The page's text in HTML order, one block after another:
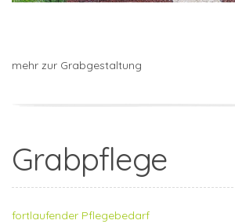
mehr zur Grabgestaltung
Grabpflege
fortlaufender Pflegebedarf